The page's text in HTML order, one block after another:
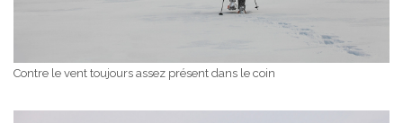
Contre le vent toujours assez présent dans le coin